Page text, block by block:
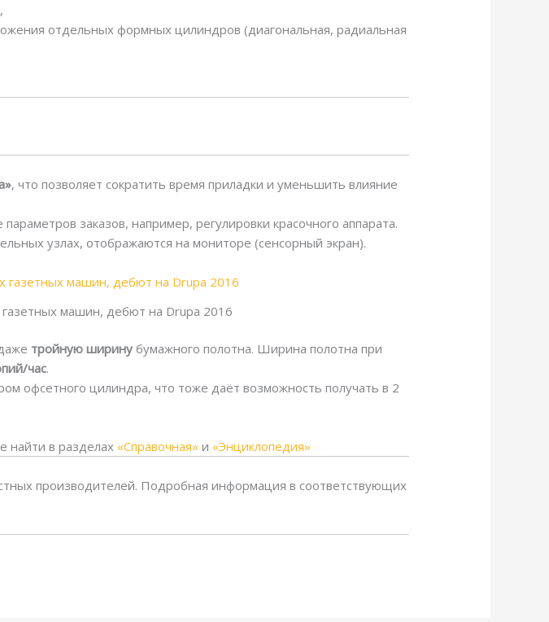
отдельных формных цилиндров (диагональная, радиальная
, что позволяет сократить время приладки и уменьшить влияние
заказов, например, регулировки красочного аппарата.
узлах, отображаются на мониторе (сенсорный экран).
машин, дебют на Drupa 2016
тройную ширину бумажного полотна. Ширина полотна при
час.
офсетного цилиндра, что тоже даёт возможность получать в 2
найти в разделах «Справочная» и «Энциклопедия»
производителей. Подробная информация в соответствующих